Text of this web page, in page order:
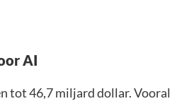
AI
tot 46,7 miljard dollar. Vooral